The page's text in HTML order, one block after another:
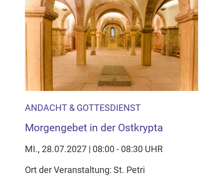
ANDACHT & GOTTESDIENST
Morgengebet in der Ostkrypta
MI., 28.07.2027 | 08:00 - 08:30 UHR
Ort der Veranstaltung: St. Petri